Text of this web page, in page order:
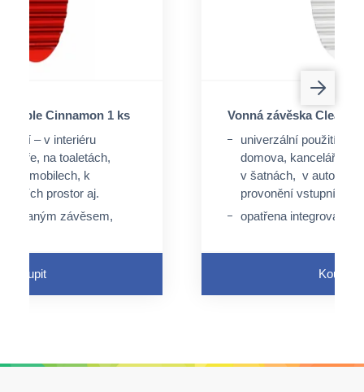
Apple Cinnamon 1 ks
– v interiéru
na toaletách,
automobilech, k
prostor aj.
závěsem,
otvor a pružný
průtokem tekutin
Koupit
Vonná závěska Clean
univerzální použití – v
domova, kanceláře,
v šatnách, v
provonění vstupních
opatřena
využít perforovaný
neaktivuje se
Koupit